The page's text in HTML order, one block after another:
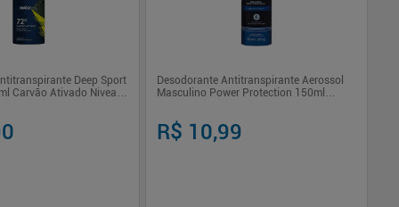
Deep Sport
Carvão Ativado Nivea
Desodorante Antitranspirante Aerossol
Masculino Power Protection 150ml
R$ 10,99